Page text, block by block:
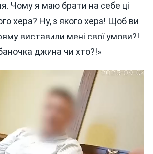
Чому я маю брати на себе ці
хера? Ну, з якого хера! Щоб ви
виставили мені свої умови?!
джина чи хто?!»